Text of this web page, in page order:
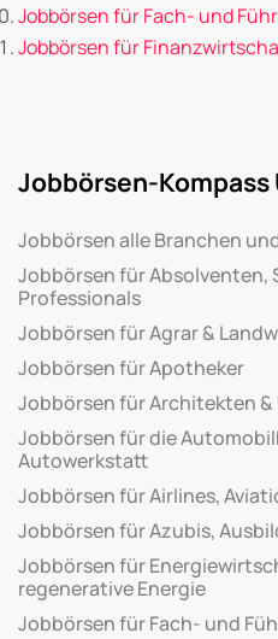
Jobbörsen für Fach- und
Jobbörsen für
Jobbörsen-Kompass
Jobbörsen alle Branchen
Jobbörsen für Absolventen,
Professionals
Jobbörsen für Agrar &
Jobbörsen für Apotheker
Jobbörsen für Architekten
Jobbörsen für die
Autowerkstatt
Jobbörsen für Airlines,
Jobbörsen für Azubis,
Jobbörsen für
regenerative Energie
Jobbörsen für Fach- und